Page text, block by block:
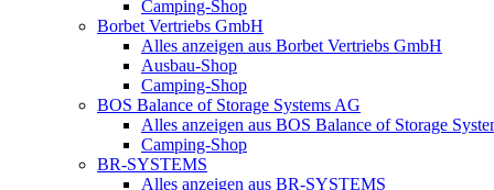
Camping-Shop
Borbet Vertriebs GmbH
Alles anzeigen aus Borbet Vertriebs GmbH
Ausbau-Shop
Camping-Shop
BOS Balance of Storage Systems AG
Alles anzeigen aus BOS Balance of Storage
Camping-Shop
BR-SYSTEMS
Alles anzeigen aus BR-SYSTEMS